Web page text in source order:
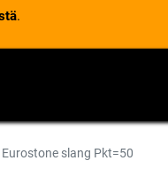
.
slang Pkt=50